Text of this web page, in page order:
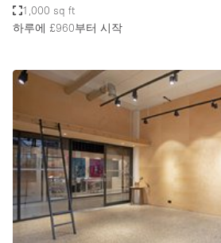
Air Conditioning
Bar
Bathroom
Car Display
Concierge
1,000 sq ft
하루에 £960부터 시작